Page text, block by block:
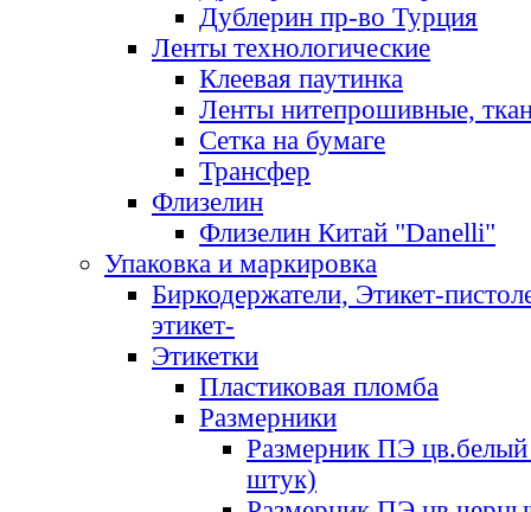
Дублерин пр-во Турция
Ленты технологические
Клеевая паутинка
Ленты нитепрошивные,
Сетка на бумаге
Трансфер
Флизелин
Флизелин Китай "Danelli"
Упаковка и маркировка
Биркодержатели, Этикет-
этикет-
Этикетки
Пластиковая пломба
Размерники
Размерник ПЭ цв.белый
штук)